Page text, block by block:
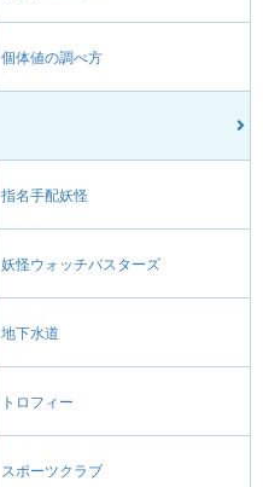
個体値の調べ方
指名手配妖怪
妖怪ウォッチバスターズ
地下水道
トロフィー
スポーツクラブ